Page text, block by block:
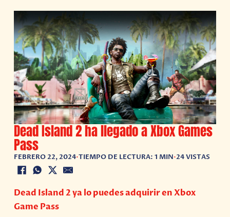
Dead Island 2 ha llegado a Xbox Games
Pass
FEBRERO 22, 2024•TIEMPO DE LECTURA: 1 MIN•24 VISTAS
Dead Island 2 ya lo puedes adquirir en Xbox
Game Pass